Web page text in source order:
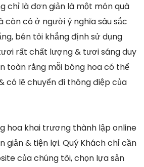
chỉ là đơn giản là một món quà
còn có ở người ý nghĩa sâu sắc
bên tôi khẳng định sử dụng
rất chất lượng & tươi sáng duy
toàn rằng mỗi bông hoa có thể
có lẽ chuyển đi thông điệp của
hoa khai trương thành lập online
giản & tiện lợi. Quý Khách chỉ cần
của chúng tôi, chọn lựa sản